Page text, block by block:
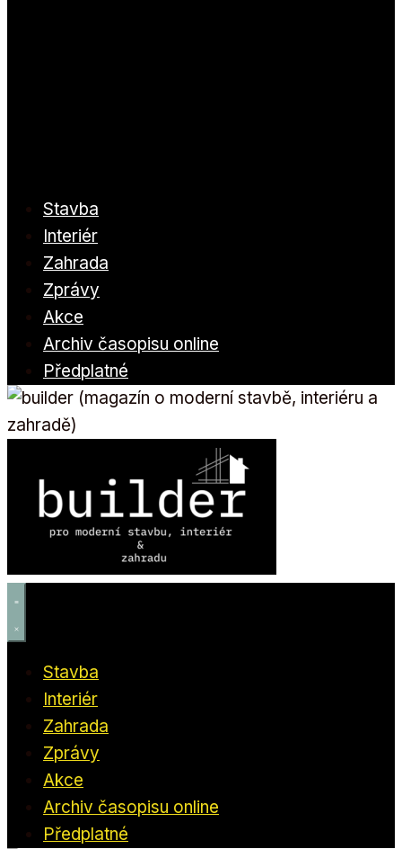
Stavba
Interiér
Zahrada
Zprávy
Akce
Archiv časopisu online
Předplatné
Stavba
Interiér
Zahrada
Zprávy
Akce
Archiv časopisu online
Předplatné